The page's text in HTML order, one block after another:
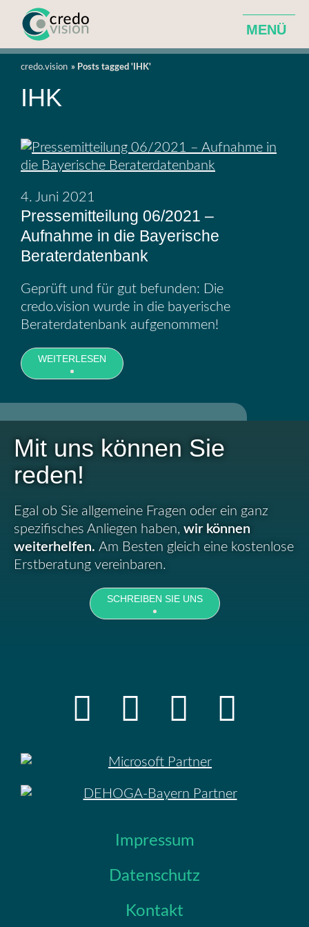
MENÜ
Agentur für ganzheitliche Hotelentwicklung
Leistungen
Über Uns
News
credo.vision Posts tagged 'IHK'
IHK
4. Juni 2021
Pressemitteilung 06/2021 –
Aufnahme in die Bayerische
Beraterdatenbank
Geprüft und für gut befunden: Die
credo.vision wurde in die bayerische
Beraterdatenbank aufgenommen!
WEITERLESEN
Mit uns können Sie
reden!
Egal ob Sie allgemeine Fragen oder ein ganz
spezifisches Anliegen haben, wir können
weiterhelfen. Am Besten gleich eine kostenlose
Erstberatung vereinbaren.
SCHREIBEN SIE UNS
Impressum
Datenschutz
Kontakt